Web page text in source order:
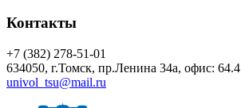
Контакты
+7 (382) 278-51-01
634050, г.Томск, пр.Ленина 34а, офис: 64.4
univol_tsu@mail.ru